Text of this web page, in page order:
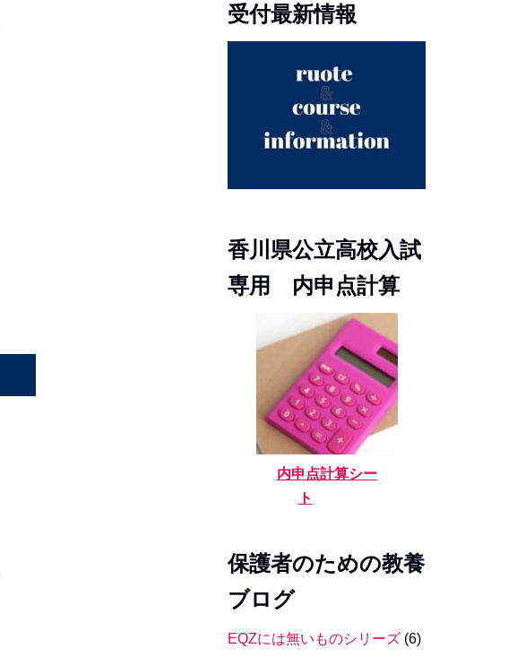
受付最新情報
香川県公立高校入試
専用 内申点計算
内申点計算シー
ト
保護者のための教養
ブログ
EQZには無いものシリーズ (6)